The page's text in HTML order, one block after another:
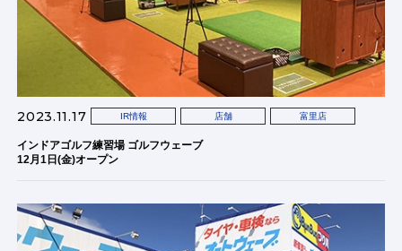
2023.11.17 IR情報 店舗 富里店
インドアゴルフ練習場 ゴルフウェーブ
12月1日(金)オープン